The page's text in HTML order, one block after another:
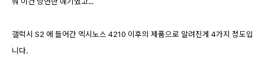
갤럭시 S2 에 들어간 엑시노스 4210 이후의 제품으로 알려진게 4가지 정도입
니다.